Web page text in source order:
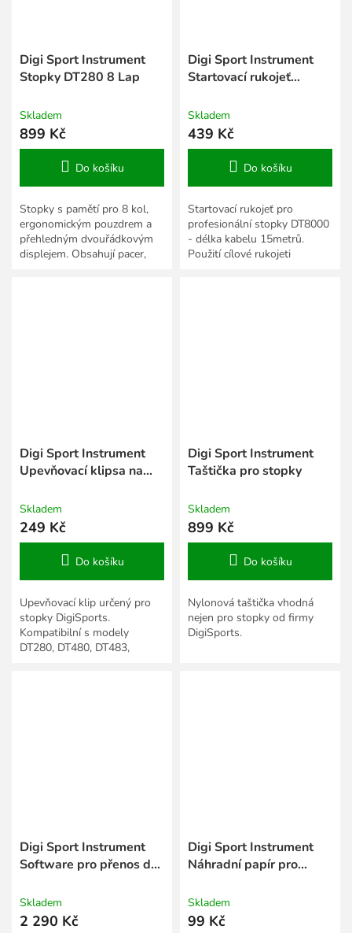
Digi Sport Instrument
Stopky DT280 8 Lap
Skladem
899 Kč
Do košíku
Stopky s pamětí pro 8 kol,
ergonomickým pouzdrem a
přehledným dvouřádkovým
displejem. Obsahují pacer,
Digi Sport Instrument
Startovací rukojeť
Skladem
439 Kč
Do košíku
Startovací rukojeť pro
profesionální stopky DT8000
- délka kabelu 15metrů.
Použití cílové rukojeti
Digi Sport Instrument
Upevňovací klipsa na
Skladem
249 Kč
Do košíku
Upevňovací klip určený pro
stopky DigiSports.
Kompatibilní s modely
DT280, DT480, DT483,
Digi Sport Instrument
Taštička pro stopky
Skladem
899 Kč
Do košíku
Nylonová taštička vhodná
nejen pro stopky od firmy
DigiSports.
Digi Sport Instrument
Software pro přenos dat
Skladem
2 290 Kč
Digi Sport Instrument
Náhradní papír pro
DT500P
Skladem
99 Kč